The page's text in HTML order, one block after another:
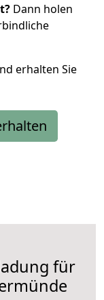
Dann holen
erhalten Sie
für